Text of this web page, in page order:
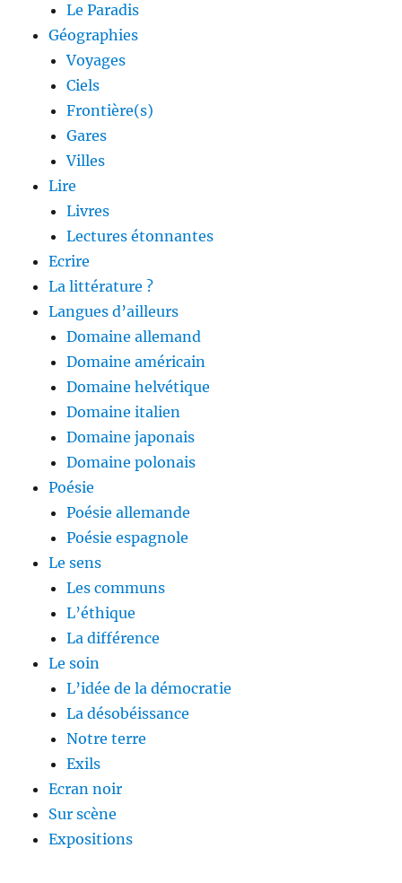
Le Paradis
Géographies
Voyages
Ciels
Frontière(s)
Gares
Villes
Lire
Livres
Lectures étonnantes
Ecrire
La littérature ?
Langues d’ailleurs
Domaine allemand
Domaine américain
Domaine helvétique
Domaine italien
Domaine japonais
Domaine polonais
Poésie
Poésie allemande
Poésie espagnole
Le sens
Les communs
L’éthique
La différence
Le soin
L’idée de la démocratie
La désobéissance
Notre terre
Exils
Ecran noir
Sur scène
Expositions